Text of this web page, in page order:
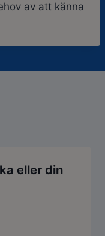
av att känna
eller din